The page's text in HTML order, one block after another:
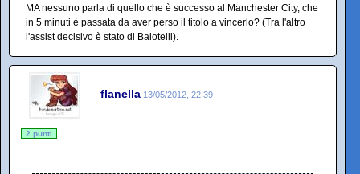
MA nessuno parla di quello che è successo al Manchester City, che
in 5 minuti è passata da aver perso il titolo a vincerlo? (Tra l'altro
l'assist decisivo è stato di Balotelli).
flanella 13/05/2012, 22:39
2 punti